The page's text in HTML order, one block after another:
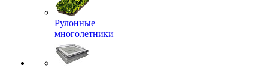
Рулонные
многолетники